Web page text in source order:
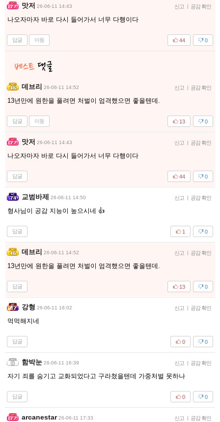
맛저 26-06-11 14:43 신고 | 공감 확인
나오자마자 바로 다시 들어가서 너무 다행이다
답글 이동 0
44
데브리 26-06-11 14:52 신고 | 공감 확인
13년만에 원한을 풀려면 처벌이 엄격했으면 좋을텐데.
답글 이동 0
13
맛저 26-06-11 14:43 신고 | 공감 확인
나오자마자 바로 다시 들어가서 너무 다행이다
답글 0
44
교범바제 26-06-11 14:50 신고 | 공감 확인
형사님이 공감 지능이 높으시네 👍
답글 0
1
데브리 26-06-11 14:52 신고 | 공감 확인
13년만에 원한을 풀려면 처벌이 엄격했으면 좋을텐데.
답글 0
13
강형 26-06-11 16:02 신고 | 공감 확인
먹먹해지네
답글 0
0
함박눈 26-06-11 16:39 신고 | 공감 확인
자기 죄를 숨기고 교화되었다고 구라쳤을텐데 가중처벌 못하나
답글 0
0
arcanestar 26-06-11 17:33 신고 | 공감 확인